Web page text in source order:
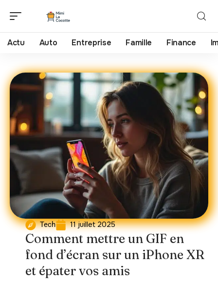
Actu Auto Entreprise Famille Finance
Tech 11 juillet 2025
Comment mettre un GIF en
fond d’écran sur un iPhone XR
et épater vos amis